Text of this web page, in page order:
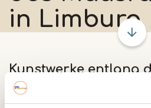
in Limburg
Kunstwerke entlang
Radweges in Limburg